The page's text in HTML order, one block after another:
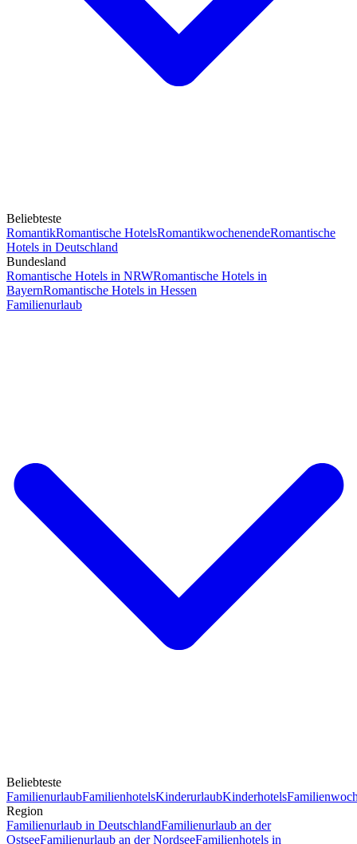
Beliebteste
RomantikRomantische HotelsRomantikwochenendeRomantische
Hotels in Deutschland
Bundesland
Romantische Hotels in NRWRomantische Hotels in
BayernRomantische Hotels in Hessen
Familienurlaub
Beliebteste
FamilienurlaubFamilienhotelsKinderurlaubKinderhotels
Region
Familienurlaub in DeutschlandFamilienurlaub an der
OstseeFamilienurlaub an der NordseeFamilienhotels in